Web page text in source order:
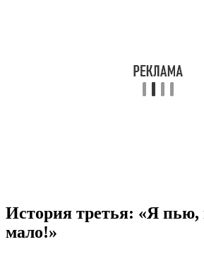
История третья: «Я пью,
мало!»